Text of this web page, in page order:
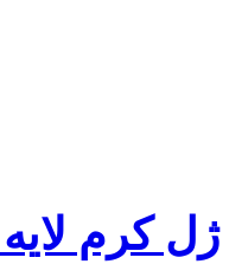
ژل کرم لایه